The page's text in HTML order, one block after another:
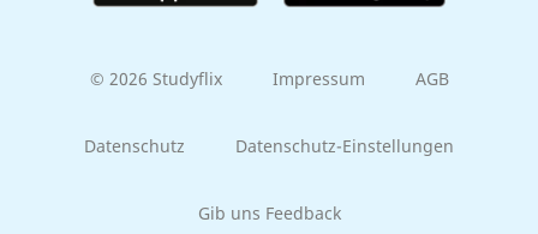
© 2026 Studyflix Impressum AGB
Datenschutz Datenschutz-Einstellungen
Gib uns Feedback